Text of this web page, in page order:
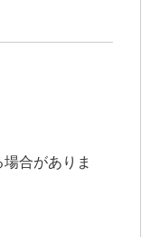
合がありま